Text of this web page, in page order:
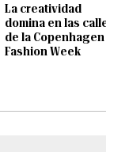
La creatividad
domina en las calles
de la Copenhagen
Fashion Week